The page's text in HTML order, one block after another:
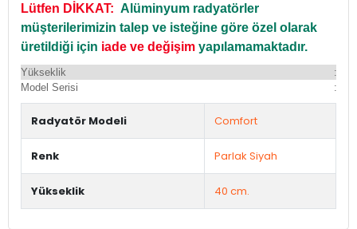
Lütfen DİKKAT: Alüminyum radyatörler
müşterilerimizin talep ve isteğine göre özel olarak
üretildiği için iade ve değişim yapılamamaktadır.
Yükseklik :
Model Serisi
:
Radyatör Modeli Comfort
Renk Parlak Siyah
Yükseklik 40 cm.